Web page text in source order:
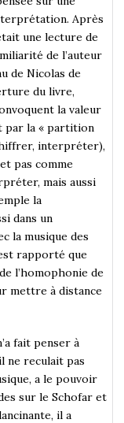
Après
une lecture de
de l’auteur
de Nicolas de
du livre,
la valeur
par la « partition
interpréter),
pas comme
mais aussi
la
dans un
la musique des
rapporté que
l’homophonie de
mettre à distance
fait penser à
ne reculait pas
a le pouvoir
sur le Schofar et
il a